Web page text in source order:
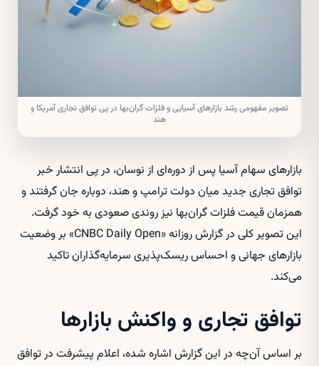
تصویر مفهومی رشد بازارهای آسیایی و فلزات گران‌بها در پی توافق تجاری آمریکا و
هند
بازارهای سهام آسیا پس از دوره‌ای از نوسان، در پی انتشار خبر
توافق تجاری جدید میان دولت ترامپ و هند، دوباره جان گرفتند و
همزمان قیمت فلزات گران‌بها نیز روندی صعودی به خود گرفت.
این تصویر کلی در گزارش روزانه «CNBC Daily Open» بر وضعیت
بازارهای جهانی و احساس ریسک‌پذیری سرمایه‌گذاران تاکید
می‌کند.
توافق تجاری و واکنش بازارها
بر اساس آن‌چه در این گزارش اشاره شده، اعلام پیشرفت در توافق